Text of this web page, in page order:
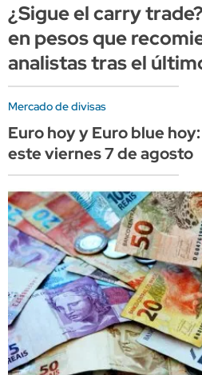
¿Sigue el carry
en pesos que
analistas tras el
Mercado de divisas
Euro hoy y Euro blue
este viernes 7 de agosto